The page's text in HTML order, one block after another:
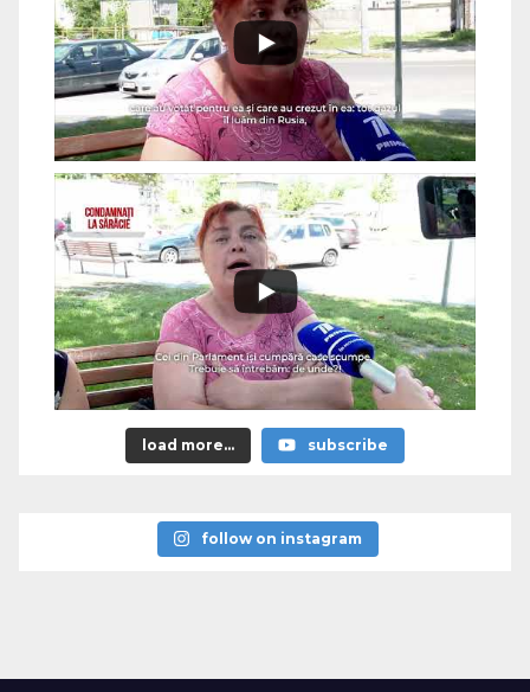
load more... subscribe
follow on instagram